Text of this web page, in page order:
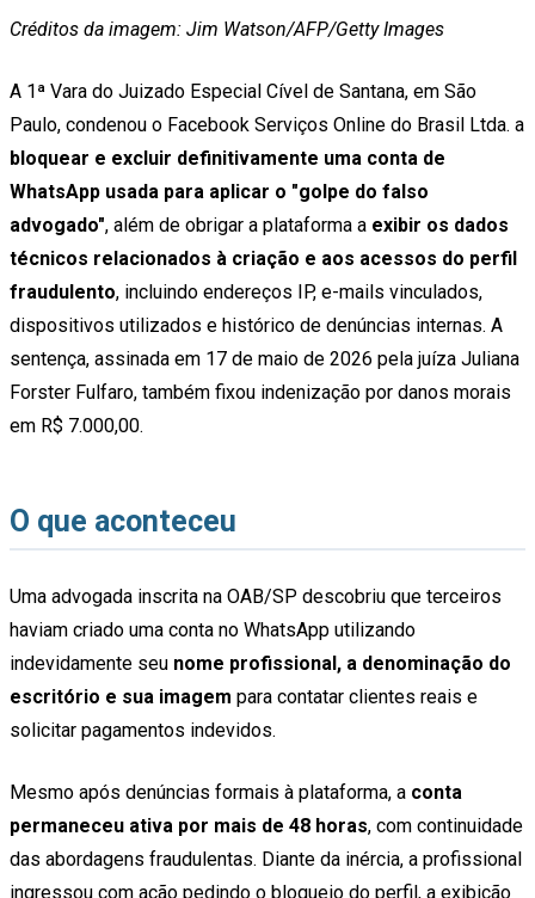
Créditos da imagem: Jim Watson/AFP/Getty Images
A 1ª Vara do Juizado Especial Cível de Santana, em São
Paulo, condenou o Facebook Serviços Online do Brasil Ltda. a
bloquear e excluir definitivamente uma conta de
WhatsApp usada para aplicar o "golpe do falso
advogado", além de obrigar a plataforma a exibir os dados
técnicos relacionados à criação e aos acessos do perfil
fraudulento, incluindo endereços IP, e-mails vinculados,
dispositivos utilizados e histórico de denúncias internas. A
sentença, assinada em 17 de maio de 2026 pela juíza Juliana
Forster Fulfaro, também fixou indenização por danos morais
em R$ 7.000,00.
O que aconteceu
Uma advogada inscrita na OAB/SP descobriu que terceiros
haviam criado uma conta no WhatsApp utilizando
indevidamente seu nome profissional, a denominação do
escritório e sua imagem para contatar clientes reais e
solicitar pagamentos indevidos.
Mesmo após denúncias formais à plataforma, a conta
permaneceu ativa por mais de 48 horas, com continuidade
das abordagens fraudulentas. Diante da inércia, a profissional
ingressou com ação pedindo o bloqueio do perfil, a exibição